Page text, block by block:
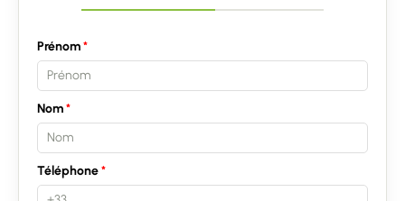
Prénom
Nom
Téléphone